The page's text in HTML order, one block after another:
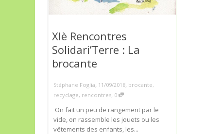
XIè Rencontres
Solidari’Terre : La
brocante
Stéphane Foglia 11/09/2018 brocante,
recyclage, rencontres 0
On fait un peu de rangement par le
vide, on rassemble les jouets ou les
vêtements des enfants, les...